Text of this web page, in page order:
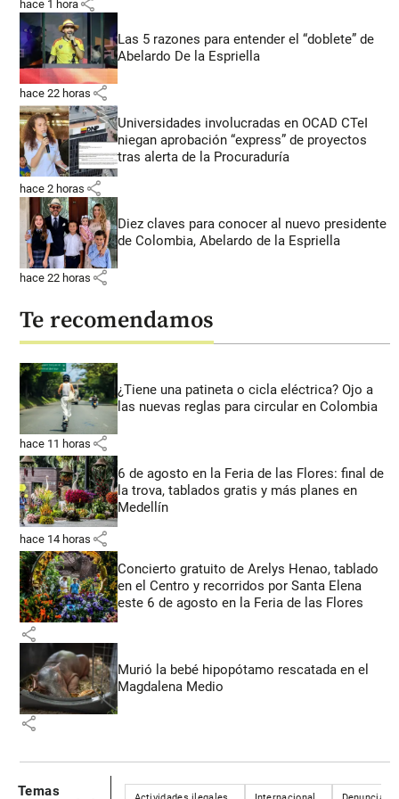
hace 1 hora
Las 5 razones para entender el “doblete” de
Abelardo De la Espriella
hace 22 horas share
Universidades involucradas en OCAD CTeI
niegan aprobación “express” de proyectos
tras alerta de la Procuraduría
hace 2 horas share
Diez claves para conocer al nuevo presidente
de Colombia, Abelardo de la Espriella
hace 22 horas share
Te recomendamos
¿Tiene una patineta o cicla eléctrica? Ojo a
las nuevas reglas para circular en Colombia
hace 11 horas share
6 de agosto en la Feria de las Flores: final de
la trova, tablados gratis y más planes en
Medellín
hace 14 horas share
Concierto gratuito de Arelys Henao, tablado
en el Centro y recorridos por Santa Elena
este 6 de agosto en la Feria de las Flores
share
Murió la bebé hipopótamo rescatada en el
Magdalena Medio
share
Temas